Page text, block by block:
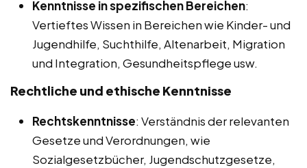
Kenntnisse in spezifischen Bereichen:
Vertieftes Wissen in Bereichen wie Kinder- und
Jugendhilfe, Suchthilfe, Altenarbeit, Migration
und Integration, Gesundheitspflege usw.
Rechtliche und ethische Kenntnisse
Rechtskenntnisse: Verständnis der relevanten
Gesetze und Verordnungen, wie
Sozialgesetzbücher, Jugendschutzgesetze,